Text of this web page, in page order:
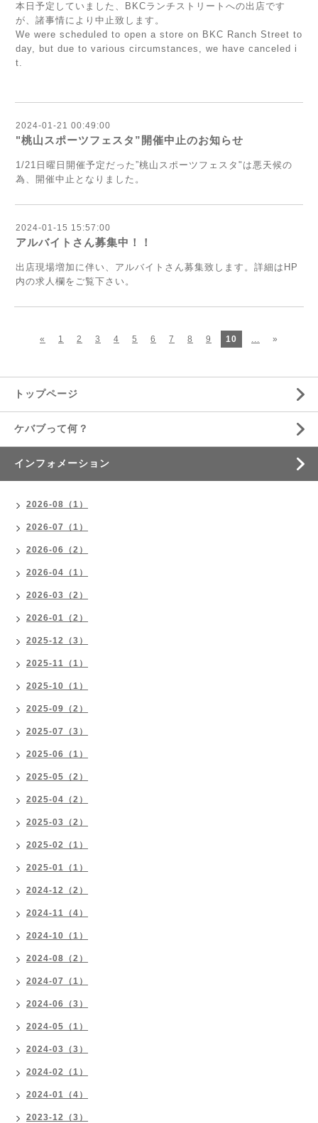
本日予定していました、BKCランチストリートへの出店です
が、諸事情により中止致します。
We were scheduled to open a store on BKC Ranch Street to
day, but due to various circumstances, we have canceled i
t.
2024-01-21 00:49:00
"桃山スポーツフェスタ”開催中止のお知らせ
1/21日曜日開催予定だった”桃山スポーツフェスタ"は悪天候の
為、開催中止となりました。
2024-01-15 15:57:00
アルバイトさん募集中！！
出店現場増加に伴い、アルバイトさん募集致します。詳細はHP
内の求人欄をご覧下さい。
« 1 2 3 4 5 6 7 8 9 10 ... »
トップページ
ケバブって何？
インフォメーション
2026-08（1）
2026-07（1）
2026-06（2）
2026-04（1）
2026-03（2）
2026-01（2）
2025-12（3）
2025-11（1）
2025-10（1）
2025-09（2）
2025-07（3）
2025-06（1）
2025-05（2）
2025-04（2）
2025-03（2）
2025-02（1）
2025-01（1）
2024-12（2）
2024-11（4）
2024-10（1）
2024-08（2）
2024-07（1）
2024-06（3）
2024-05（1）
2024-03（3）
2024-02（1）
2024-01（4）
2023-12（3）